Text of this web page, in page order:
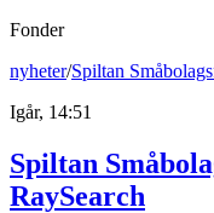
Fonder
nyheter/Spiltan
Igår, 14:51
Spiltan
RaySearch